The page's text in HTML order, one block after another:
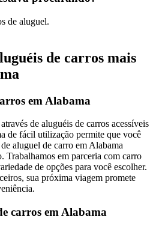
de aluguel.
de carros mais
em Alabama
de aluguéis de carros acessíveis
de fácil utilização permite que você
aluguel de carro em Alabama
Trabalhamos em parceria com carro
de opções para você escolher.
sua próxima viagem promete
carros em Alabama